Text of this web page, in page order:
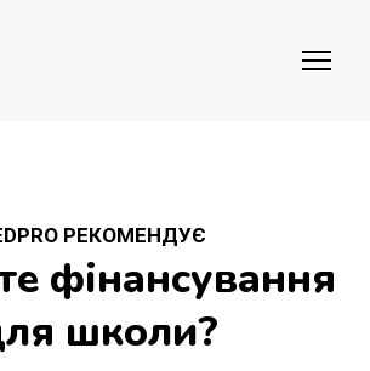
РЕКОМЕНДУЄ
фінансування
школи?